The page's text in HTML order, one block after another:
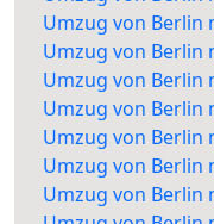
Umzug von Berlin
Umzug von Berlin
Umzug von Berlin
Umzug von Berlin
Umzug von Berlin
Umzug von Berlin
Umzug von Berlin